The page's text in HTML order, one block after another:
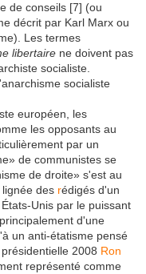
de conseils [7] (ou
décrit par Karl Marx ou
Les termes
libertaire ne doivent pas
socialiste.
socialiste
européen, les
les opposants au
par un
de communistes se
de droite» s'est au
des rédigés d'un
Unis par le puissant
d'une
un anti-étatisme pensé
2008 Ron
représenté comme